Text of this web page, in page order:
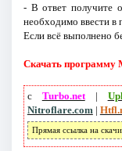
- В ответ получите
необходимо ввести
Если всё выполнено
Скачать программу
с Turbo.net|
Nitroflare.com|
Прямая ссылка на